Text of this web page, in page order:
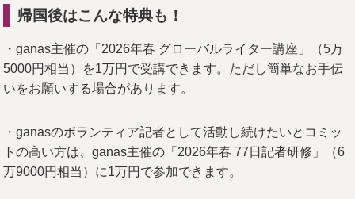
帰国後はこんな特典も！
・ganas主催の「2026年春 グローバルライター講座」（5万
5000円相当）を1万円で受講できます。ただし簡単なお手伝
いをお願いする場合があります。
・ganasのボランティア記者として活動し続けたいとコミッ
トの高い方は、ganas主催の「2026年春 77日記者研修」（6
万9000円相当）に1万円で参加できます。